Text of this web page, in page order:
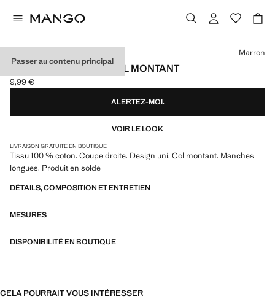
Passer au contenu principal
PULL-OVER MAILLE COL MONTANT
Prix actuel [9,99 € ]
9,99 €
Choisissez une couleur
Marron
ALERTEZ-MOI.
VOIR LE LOOK
LIVRAISON GRATUITE EN BOUTIQUE
Tissu 100 % coton. Coupe droite. Design uni. Col montant. Manches
longues. Produit en solde
DÉTAILS, COMPOSITION ET ENTRETIEN
MESURES
DISPONIBILITÉ EN BOUTIQUE
CELA POURRAIT VOUS INTÉRESSER